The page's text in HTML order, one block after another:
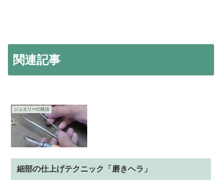
関連記事
ジュエリーの技法
細部の仕上げテクニック「磨きヘラ」